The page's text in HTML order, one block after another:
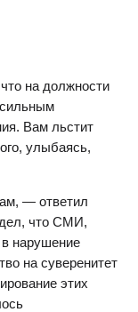
на должности
Вам льстит
улыбаясь,
— ответил
что СМИ,
нарушение
на суверенитет
этих